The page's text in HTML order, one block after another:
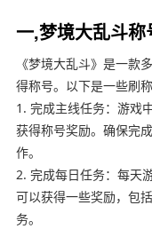
一,梦境大乱斗称
《梦境大乱斗》是一款
得称号。以下是一些刷称
1. 完成主线任务：游戏
获得称号奖励。确保完
作。
2. 完成每日任务：每天
可以获得一些奖励，包
务。